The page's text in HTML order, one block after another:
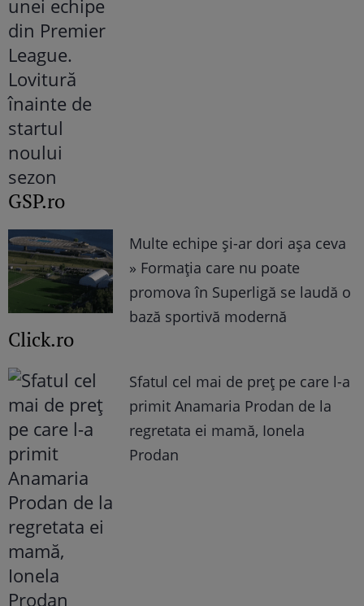
GSP.ro
Multe echipe și-ar dori așa ceva
» Formația care nu poate
promova în Superligă se laudă o
bază sportivă modernă
Click.ro
Sfatul cel mai de preț pe care l-a
primit Anamaria Prodan de la
regretata ei mamă, Ionela
Prodan